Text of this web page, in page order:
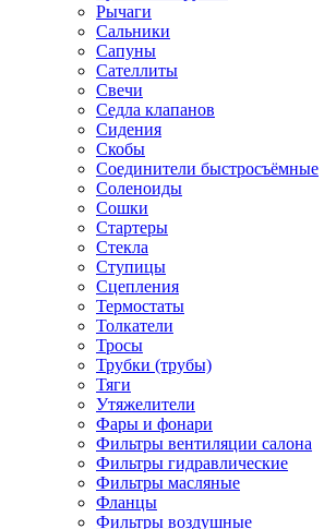
Рычаги
Сальники
Сапуны
Сателлиты
Свечи
Седла клапанов
Сидения
Скобы
Соединители быстросъёмные
Соленоиды
Сошки
Стартеры
Стекла
Ступицы
Сцепления
Термостаты
Толкатели
Тросы
Трубки (трубы)
Тяги
Утяжелители
Фары и фонари
Фильтры вентиляции салона
Фильтры гидравлические
Фильтры масляные
Фланцы
Фильтры воздушные